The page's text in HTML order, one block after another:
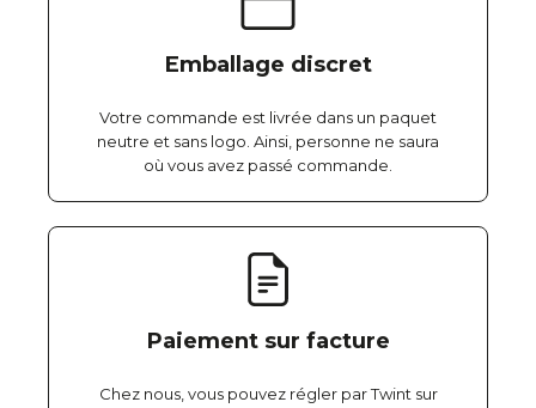
Emballage discret
Votre commande est livrée dans un paquet
neutre et sans logo. Ainsi, personne ne saura
où vous avez passé commande.
Paiement sur facture
Chez nous, vous pouvez régler par Twint sur